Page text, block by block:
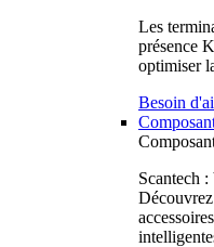
Les
présence
optimiser
Besoin
Scantech